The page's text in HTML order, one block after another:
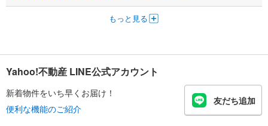
もっと見る
Yahoo!不動産 LINE公式アカウント
新着物件をいち早くお届け！
便利な機能のご紹介
友だち追加